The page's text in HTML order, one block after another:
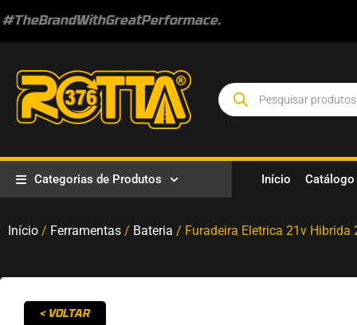
#TheBrandWithGreatPerformace.
Categorias de Produtos Início Catálogo
Início / Ferramentas / Bateria / Furadeira Eletrica 21v Hibrida
< VOLTAR